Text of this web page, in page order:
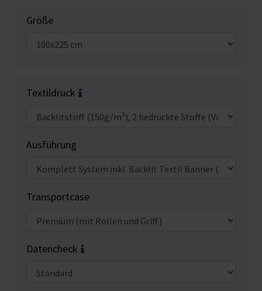
Größe
Textildruck
Ausführung
Transportcase
Datencheck